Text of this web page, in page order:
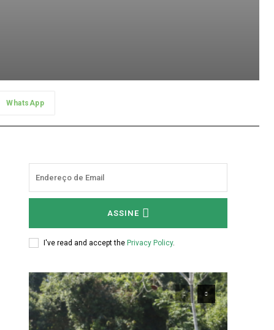
WhatsApp
ASSINE
I've read and accept the Privacy Policy.